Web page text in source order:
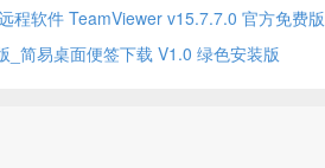
程软件 TeamViewer v15.7.7.0 官方免费版
_简易桌面便签下载 V1.0 绿色安装版